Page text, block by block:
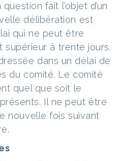
fait l’objet d’un
délibération est
qui ne peut être
supérieur à trente jours.
dans un délai de
du comité. Le comité
quel que soit le
Il ne peut être
nouvelle fois suivant